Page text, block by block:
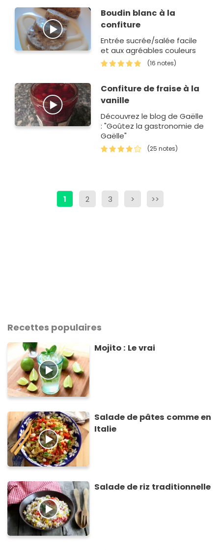
premières…
Boudin blanc à la
confiture
Entrée sucrée/salée facile
et aux agréables couleurs
(16 notes)
Confiture de fraise à la
vanille
Découvrez le blog de Gaëlle
: "Goûtez la gastronomie de
Gaëlle"
(25 notes)
1 2 3 > >>
Recettes populaires
Mojito : Le vrai
Salade de pâtes comme en
Italie
Salade de riz traditionnelle